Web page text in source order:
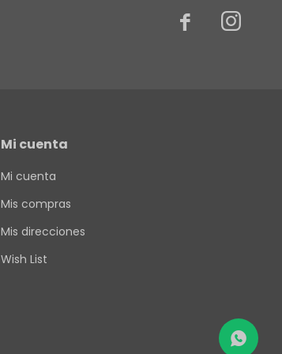
 
Mi cuenta
Mi cuenta
Mis compras
Mis direcciones
Wish List